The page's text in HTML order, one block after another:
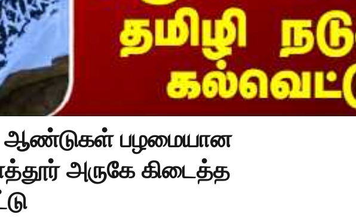
ஆண்டுகள் பழமையான
அருகே கிடைத்த